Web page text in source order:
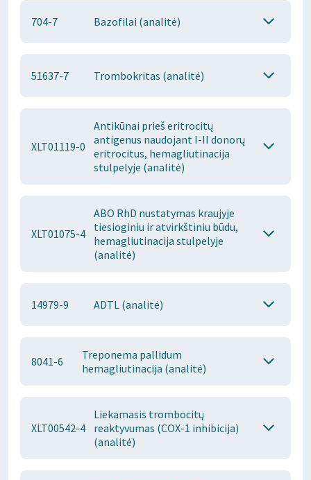
704-7 Bazofilai (analitė)
51637-7 Trombokritas (analitė)
XLT01119-0
Antikūnai prieš eritrocitų
antigenus naudojant I-II donorų
eritrocitus, hemagliutinacija
stulpelyje (analitė)
XLT01075-4
ABO RhD nustatymas kraujyje
tiesioginiu ir atvirkštiniu būdu,
hemagliutinacija stulpelyje
(analitė)
14979-9 ADTL (analitė)
8041-6
Treponema pallidum
hemagliutinacija (analitė)
XLT00542-4
Liekamasis trombocitų
reaktyvumas (COX-1 inhibicija)
(analitė)